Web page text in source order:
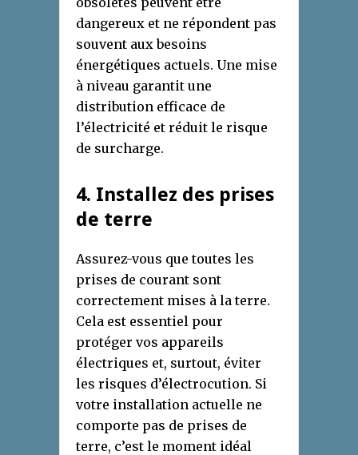
dangereux et ne répondent pas
souvent aux besoins
énergétiques actuels. Une mise
à niveau garantit une
distribution efficace de
l’électricité et réduit le risque
de surcharge.
4. Install ez des prises
de terre
Assurez-vous que toutes les
prises de courant sont
correctement mises à la terre.
Cela est essentiel pour
protéger vos appareils
électriques et, surtout, éviter
les risques d’électrocution. Si
votre installation actuelle ne
comporte pas de prises de
terre, c’est le moment idéal